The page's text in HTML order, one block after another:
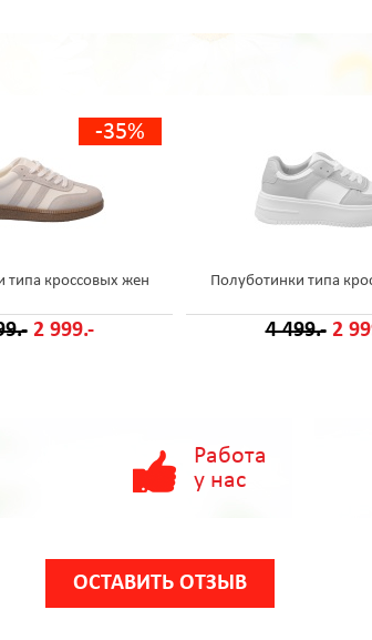
-35%
типа кроссовых жен
2 999.-
Полуботинки типа
4 499.- 2
Работа
у нас
ОСТАВИТЬ ОТЗЫВ